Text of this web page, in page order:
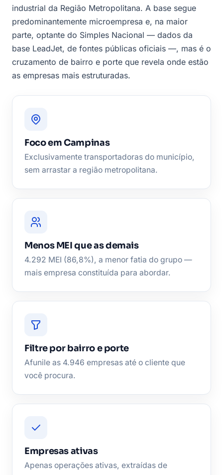
industrial da Região Metropolitana. A base segue
predominantemente microempresa e, na maior
parte, optante do Simples Nacional — dados da
base LeadJet, de fontes públicas oficiais —, mas é o
cruzamento de bairro e porte que revela onde estão
as empresas mais estruturadas.
Foco em Campinas
Exclusivamente transportadoras do município,
sem arrastar a região metropolitana.
Menos MEI que as demais
4.292 MEI (86,8%), a menor fatia do grupo —
mais empresa constituída para abordar.
Filtre por bairro e porte
Afunile as 4.946 empresas até o cliente que
você procura.
Empresas ativas
Apenas operações ativas, extraídas de